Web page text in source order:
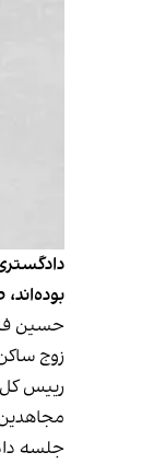
حسین
زوج
رییس کل
جلسه